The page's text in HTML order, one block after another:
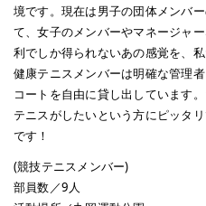
境です。現在は男子の団体メンバ
て、女子のメンバーやマネージャ
利でしか得られないあの感覚を、
健康テニスメンバーは明確な管理
コートを自由に貸し出しています
テニスがしたいという方にピッタ
です！
(競技テニスメンバー)
部員数／9人